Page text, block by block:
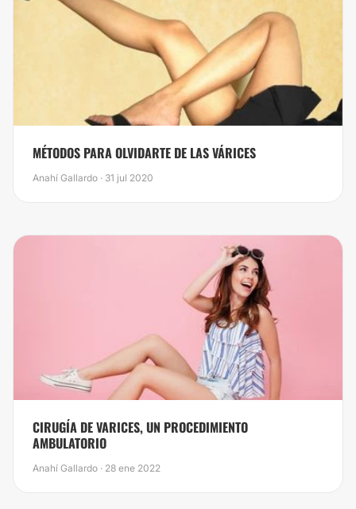
MÉTODOS PARA OLVIDARTE DE LAS VÁRICES
Anahí Gallardo · 31 jul 2020
CIRUGÍA DE VARICES, UN PROCEDIMIENTO
AMBULATORIO
Anahí Gallardo · 28 ene 2022